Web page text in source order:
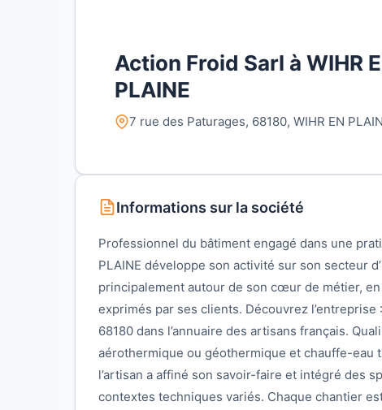
Action Froid Sarl à WIHR
PLAINE
7 rue des Paturages, 68180, WIHR EN
Informations sur la société
Professionnel du bâtiment engagé dans une
PLAINE développe son activité sur son secteur
principalement autour de son cœur de métier,
exprimés par ses clients. Découvrez l’entreprise
68180 dans l’annuaire des artisans français.
aérothermique ou géothermique et chauffe-eau
l’artisan a affiné son savoir-faire et intégré des
contextes techniques variés. Chaque chantier